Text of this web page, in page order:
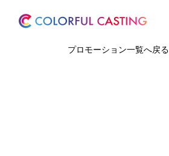
プロモーション一覧へ戻る